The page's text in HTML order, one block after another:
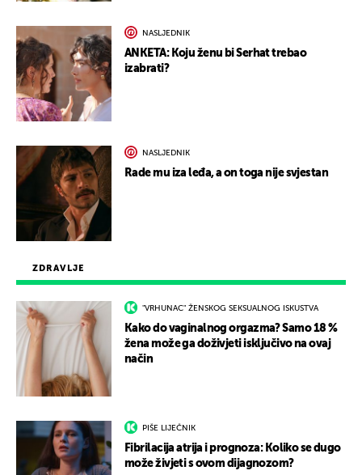
ZDRAVLJE
"VRHUNAC" ŽENSKOG SEKSUALNOG ISKUSTVA
Kako do vaginalnog orgazma? Samo 18 %
žena može ga doživjeti isključivo na ovaj
način
PIŠE LIJEČNIK
Fibrilacija atrija i prognoza: Koliko se dugo
može živjeti s ovom dijagnozom?
NASLJEDNIK
ANKETA: Koju ženu bi Serhat trebao
izabrati?
NASLJEDNIK
Rade mu iza leđa, a on toga nije svjestan